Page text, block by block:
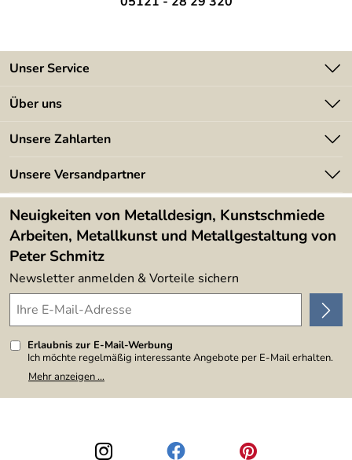
ng:
Unser Service
Kontakt
Kundeninformationen
Newsletter
Lieferbedingungen
Über uns
Angebote
Kundenbewertungen (394)
4,9/5
Unsere Zahlarten
Unsere Versandpartner
Neuigkeiten von Metalldesign, Kunstschmiede
Arbeiten, Metallkunst und Metallgestaltung von
Peter Schmitz
Newsletter anmelden & Vorteile sichern
Erlaubnis zur E-Mail-Werbung
Ich möchte regelmäßig interessante Angebote per E-Mail erhalten.
Meine E-Mail-Adresse wird nicht an andere Unternehmen
weitergegeben. Zu statistischen Zwecken wird in anonymer Form
den Link "Abmelden" am Ende des Newsletters anklicke. Die
Datenschutzerklärung
habe ich zur Kenntnis genommen.
Mehr anzeigen ...